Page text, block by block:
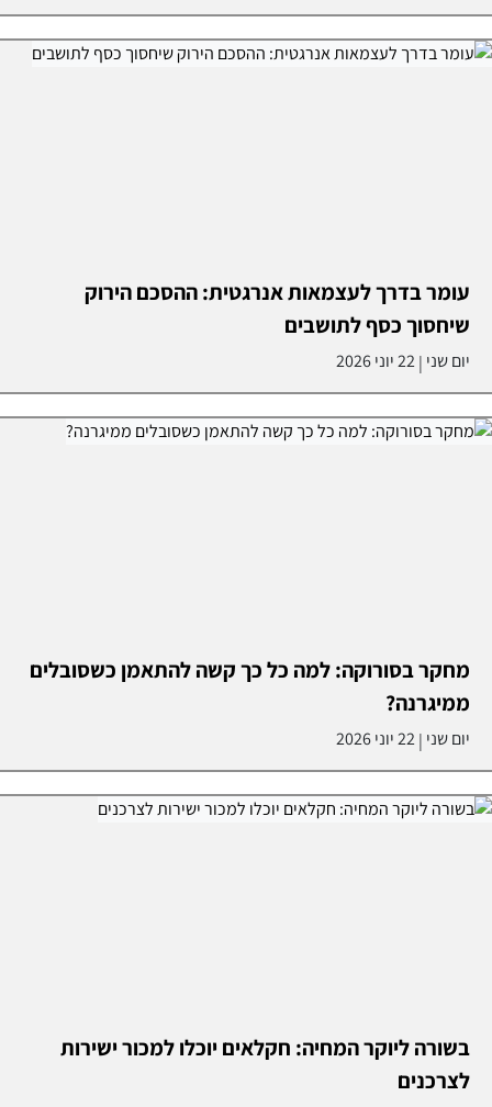
עומר בדרך לעצמאות אנרגטית: ההסכם הירוק
שיחסוך כסף לתושבים
יום שני |22 יוני 2026
מחקר בסורוקה: למה כל כך קשה להתאמן כשסובלים
ממיגרנה?
יום שני |22 יוני 2026
בשורה ליוקר המחיה: חקלאים יוכלו למכור ישירות
לצרכנים